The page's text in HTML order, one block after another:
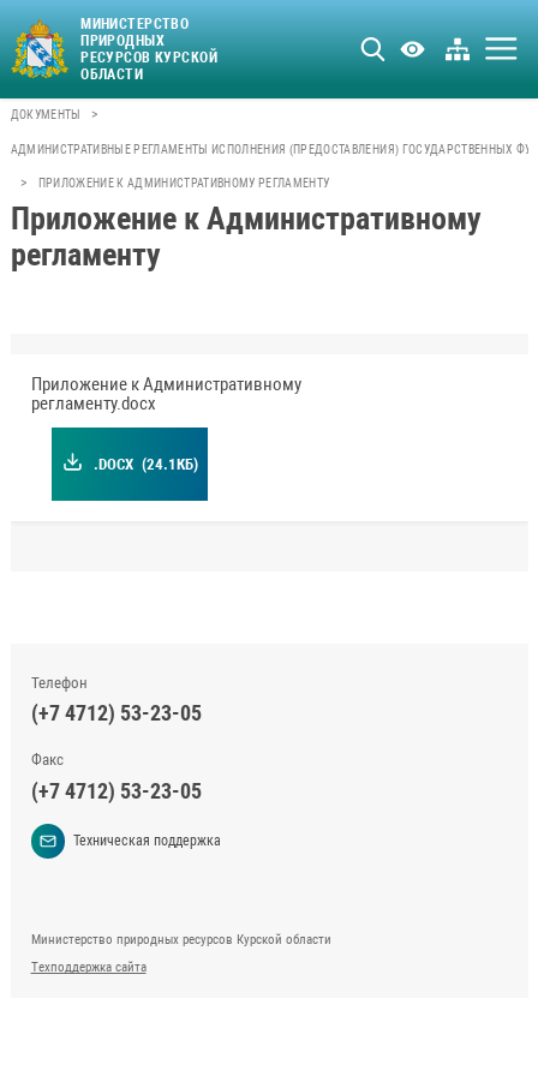
МИНИСТЕРСТВО
ПРИРОДНЫХ
РЕСУРСОВ КУРСКОЙ
ОБЛАСТИ
ДОКУМЕНТЫ >
АДМИНИСТРАТИВНЫЕ РЕГЛАМЕНТЫ ИСПОЛНЕНИЯ (ПРЕДОСТАВЛЕНИЯ) ГОСУДАРСТВЕННЫХ
> ПРИЛОЖЕНИЕ К АДМИНИСТРАТИВНОМУ РЕГЛАМЕНТУ
Приложение к Административному
регламенту
Приложение к Административному
регламенту.docx
.DOCX (24.1КБ)
Телефон
(+7 4712) 53-23-05
Факс
(+7 4712) 53-23-05
Техническая поддержка
Министерство природных ресурсов Курской области
Техподдержка сайта